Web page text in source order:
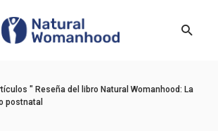
" Reseña del libro Natural Womanhood: La
postnatal